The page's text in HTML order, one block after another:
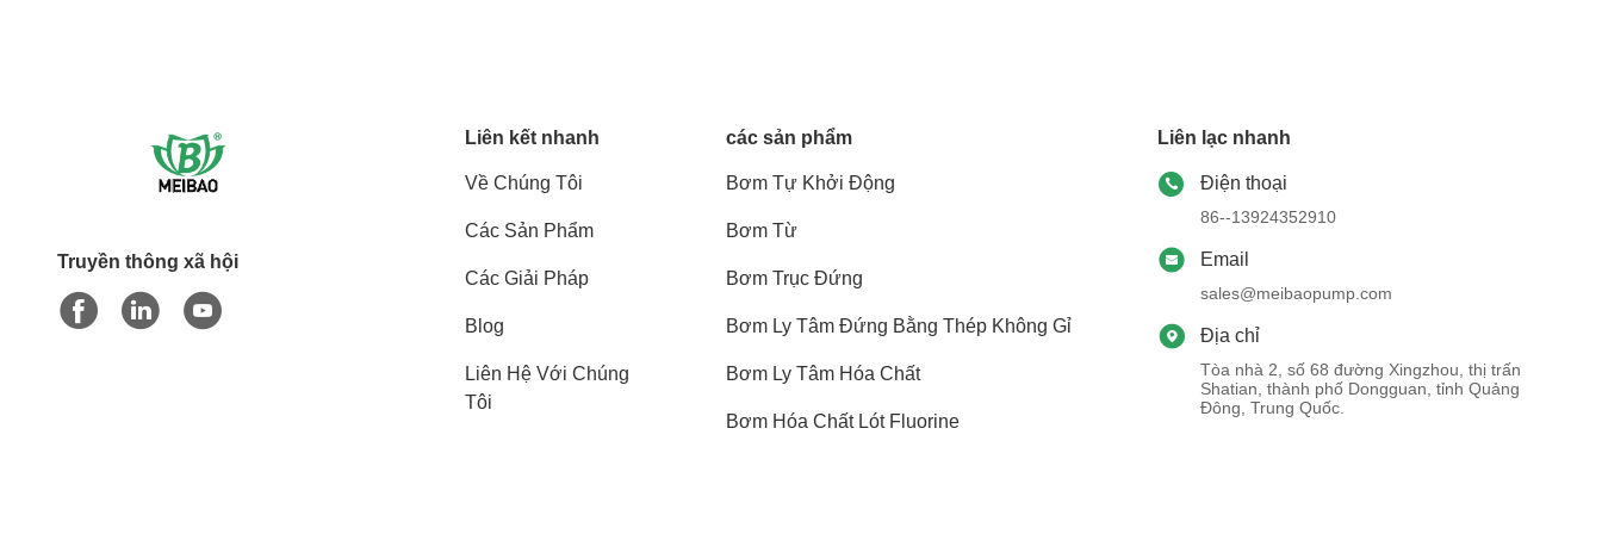
Truyền thông xã hội
Liên kết nhanh
Về Chúng Tôi
Các Sản Phẩm
Các Giải Pháp
Blog
Liên Hệ Với Chúng
Tôi
các sản phẩm
Bơm Tự Khởi Động
Bơm Từ
Bơm Trục Đứng
Bơm Ly Tâm Đứng Bằng Thép Không Gỉ
Bơm Ly Tâm Hóa Chất
Bơm Hóa Chất Lót Fluorine
Liên lạc nhanh
Điện thoại
86--13924352910
Email
sales@meibaopump.com
Địa chỉ
Tòa nhà 2, số 68 đường Xingzhou, thị trấn
Shatian, thành phố Dongguan, tỉnh Quảng
Đông, Trung Quốc.